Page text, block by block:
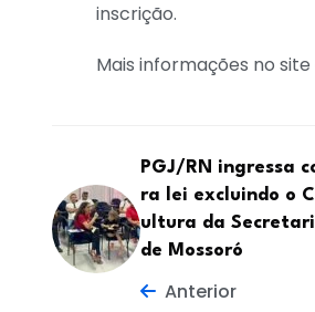
inscrição.
Mais informações no
PGJ/RN ingressa
ra lei excluindo o
ultura da
de Mossoró
Anterior